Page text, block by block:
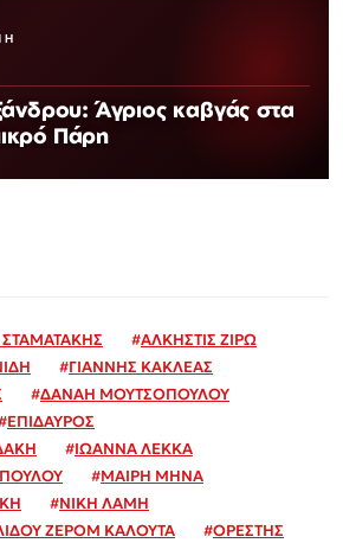
Άγριος καβγάς στα
Πάρη
ΣΤΑΜΑΤΑΚΗΣ #ΑΛΚΗΣΤΙΣ ΖΙΡΩ
#ΓΙΑΝΝΗΣ ΚΑΚΛΕΑΣ
#ΔΑΝΑΗ ΜΟΥΤΣΟΠΟΥΛΟΥ
ΕΠΙΔΑΥΡΟΣ
#ΙΩΑΝΝΑ ΛΕΚΚΑ
#ΜΑΙΡΗ ΜΗΝΑ
#ΝΙΚΗ ΛΑΜΗ
ΖΕΡΟΜ ΚΑΛΟΥΤΑ #ΟΡΕΣΤΗΣ